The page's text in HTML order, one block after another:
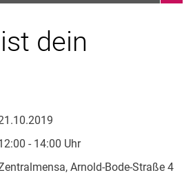
dein
- 14:00 Uhr
Arnold-Bode-Straße 4